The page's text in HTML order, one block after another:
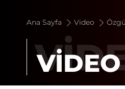
Ana Sayfa Video